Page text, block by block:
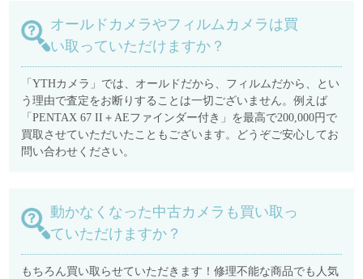
オールドカメラやフィルムカメラは買
い取っていただけますか？
「YTHカメラ」では、オールドだから、フィルムだから、とい
う理由で査定をお断りすることは一切ございません。例えば
「PENTAX 67 II＋AEファインダー付き」を最高で200,000円で
買取させていただいたこともございます。どうぞご安心してお
問い合わせください。
動かなくなった中古カメラも買い取っ
ていただけますか？
もちろん買い取らせていただきます！修理不能な商品でも人気